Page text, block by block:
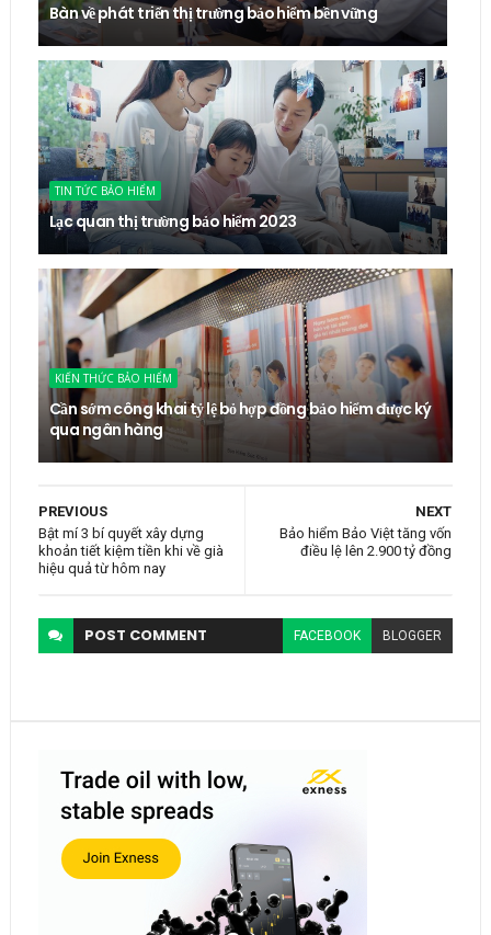
Bàn về phát triển thị trường bảo hiểm bền vững
TIN TỨC BẢO HIỂM
Lạc quan thị trường bảo hiểm 2023
KIẾN THỨC BẢO HIỂM
Cần sớm công khai tỷ lệ bỏ hợp đồng bảo hiểm được ký
qua ngân hàng
NEXT
Bảo hiểm Bảo Việt tăng vốn
điều lệ lên 2.900 tỷ đồng
PREVIOUS
Bật mí 3 bí quyết xây dựng
khoản tiết kiệm tiền khi về già
hiệu quả từ hôm nay
POST COMMENT FACEBOOK BLOGGER